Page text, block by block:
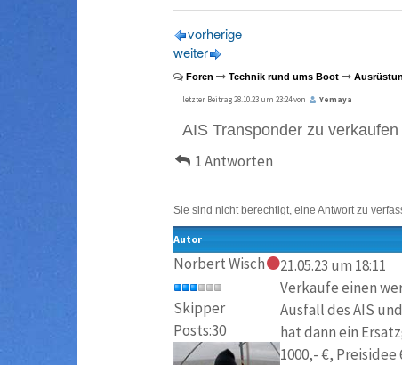
vorherige
weiter
Foren Technik rund ums Boot
letzter Beitrag 28.10.23 um 23:24 von Yemaya
AIS Transponder zu verkaufen
1 Antworten
Sie sind nicht berechtigt, eine Antwort zu
Autor
Norbert Wisch
Skipper
Posts:30
21.05.23 um 18:11
Verkaufe einen
Ausfall des AIS
hat dann ein
1000,- €, Preisidee